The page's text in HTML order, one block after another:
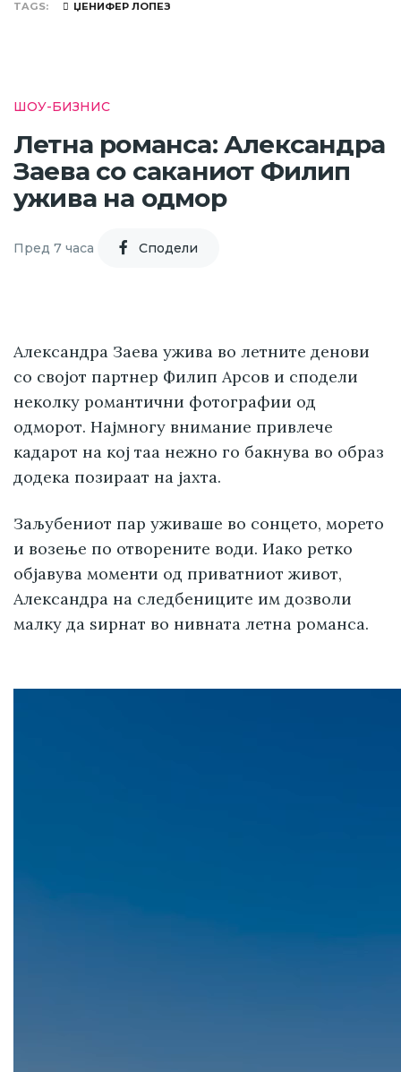
TAGS ЏЕНИФЕР ЛОПЕЗ
ШОУ-БИЗНИС
Летна романса: Александра
Заева со саканиот Филип
ужива на одмор
Пред 7 часа Cподели
Александра Заева ужива во летните денови
со својот партнер Филип Арсов и сподели
неколку романтични фотографии од
одморот. Најмногу внимание привлече
кадарот на кој таа нежно го бакнува во образ
додека позираат на јахта.
Заљубениот пар уживаше во сонцето, морето
и возење по отворените води. Иако ретко
објавува моменти од приватниот живот,
Александра на следбениците им дозволи
малку да ѕирнат во нивната летна романса.